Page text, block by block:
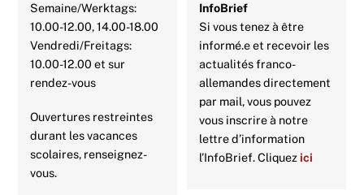
Semaine/Werktags:
10.00-12.00, 14.00-18.00
Vendredi/Freitags:
10.00-12.00 et sur
rendez-vous
Ouvertures restreintes
durant les vacances
scolaires, renseignez-
vous.
InfoBrief
Si vous tenez à être
informé.e et recevoir les
actualités franco-
allemandes directement
par mail, vous pouvez
vous inscrire à notre
lettre d’information
l’InfoBrief. Cliquezici